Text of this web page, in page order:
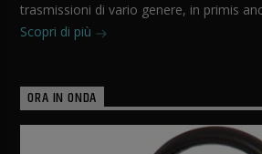
trasmissioni di vario genere, in primis
Scopri di più
ORA IN ONDA